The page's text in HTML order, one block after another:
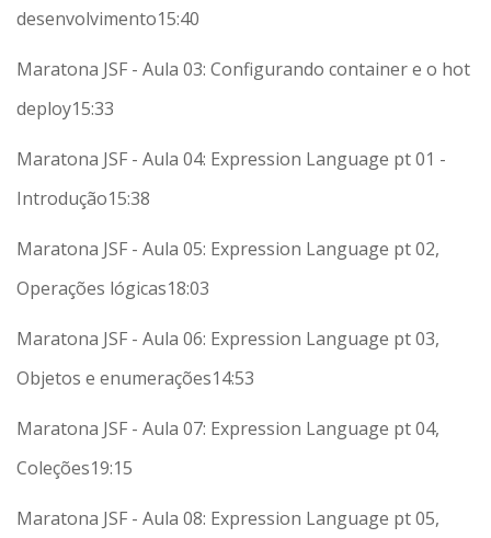
desenvolvimento15:40
Maratona JSF - Aula 03: Configurando container e o hot
deploy15:33
Maratona JSF - Aula 04: Expression Language pt 01 -
Introdução15:38
Maratona JSF - Aula 05: Expression Language pt 02,
Operações lógicas18:03
Maratona JSF - Aula 06: Expression Language pt 03,
Objetos e enumerações14:53
Maratona JSF - Aula 07: Expression Language pt 04,
Coleções19:15
Maratona JSF - Aula 08: Expression Language pt 05,